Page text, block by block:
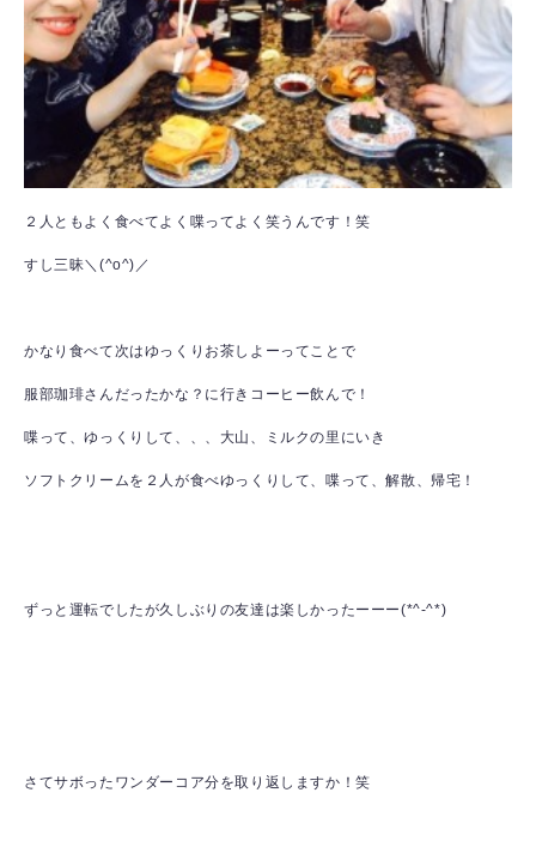
２人ともよく食べてよく喋ってよく笑うんです！笑
すし三昧＼(^o^)／
かなり食べて次はゆっくりお茶しよーってことで
服部珈琲さんだったかな？に行きコーヒー飲んで！
喋って、ゆっくりして、、、大山、ミルクの里にいき
ソフトクリームを２人が食べゆっくりして、喋って、解散、帰宅！
ずっと運転でしたが久しぶりの友達は楽しかったーーー(*^-^*)
さてサボったワンダーコア分を取り返しますか！笑